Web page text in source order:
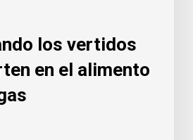
los vertidos
en el alimento